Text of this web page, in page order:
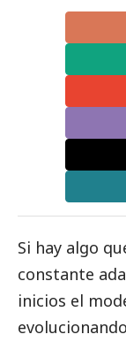
Si hay algo
constante
inicios el